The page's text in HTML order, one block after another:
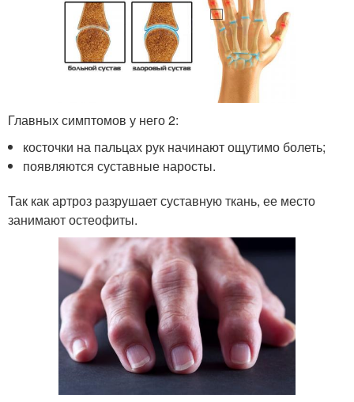
Главных симптомов у него 2:
косточки на пальцах рук начинают ощутимо болеть;
появляются суставные наросты.
Так как артроз разрушает суставную ткань, ее место
занимают остеофиты.